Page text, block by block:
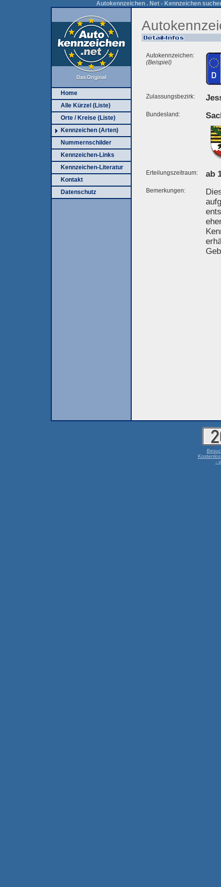
Autokennzeichen . Net - Kennzeichen
Home
Alle Kürzel (Liste)
Orte / Kreise (Liste)
Kennzeichen (Arten)
Nummernschilder
Kennzeichen-Links
Kennzeichen-Literatur
Kontakt
Datenschutz
Autokennzeichen:
(Beispiel)
Zulassungsbezirk:
Bundesland:
Erteilungszeitraum: ab
Bemerkungen:
-